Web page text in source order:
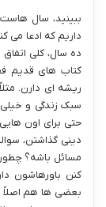
ببینید، سال
داریم که ادعا می
ده سال، کلی
کتاب های قدیم
ریشه ای دارن.
سبک زندگی و
حتی برای اون
دینی گذاشتن،
مسائل باشه؟
کنن باورهاشون
بعضی ها هم اصلاً